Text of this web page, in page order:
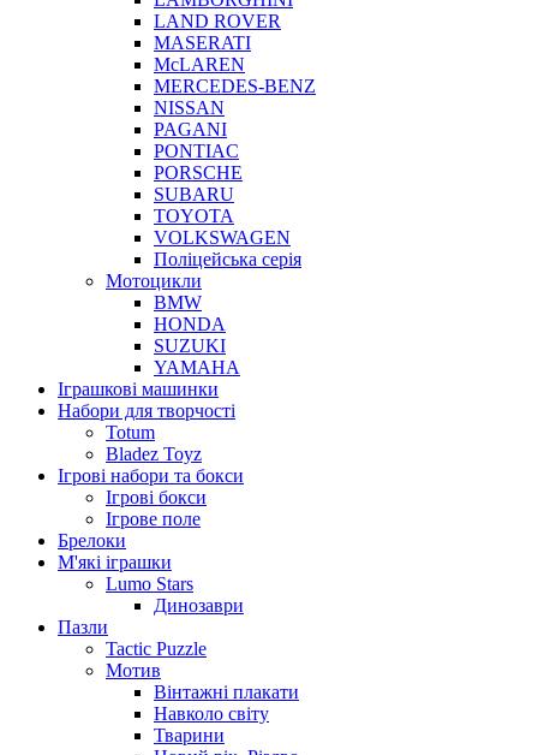
LAND ROVER
MASERATI
McLAREN
MERCEDES-BENZ
NISSAN
PAGANI
PONTIAC
PORSCHE
SUBARU
TOYOTA
VOLKSWAGEN
Поліцейська серія
Мотоцикли
BMW
HONDA
SUZUKI
YAMAHA
Іграшкові машинки
Набори для творчості
Totum
Bladez Toyz
Ігрові набори та бокси
Ігрові бокси
Ігрове поле
Брелоки
М'які іграшки
Lumo Stars
Динозаври
Пазли
Tactic Puzzle
Мотив
Вінтажні плакати
Навколо світу
Тварини